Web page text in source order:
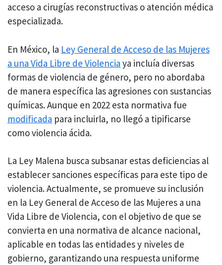
acceso a cirugías reconstructivas o atención médica
especializada.
En México, la Ley General de Acceso de las Mujeres
a una Vida Libre de Violencia ya incluía diversas
formas de violencia de género, pero no abordaba
de manera específica las agresiones con sustancias
químicas. Aunque en 2022 esta normativa fue
modificada para incluirla, no llegó a tipificarse
como violencia ácida.
La Ley Malena busca subsanar estas deficiencias al
establecer sanciones específicas para este tipo de
violencia. Actualmente, se promueve su inclusión
en la Ley General de Acceso de las Mujeres a una
Vida Libre de Violencia, con el objetivo de que se
convierta en una normativa de alcance nacional,
aplicable en todas las entidades y niveles de
gobierno, garantizando una respuesta uniforme